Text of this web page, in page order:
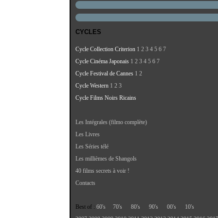
CYCLES
Cycle Collection Criterion 1 2 3 4 5 6 7
Cycle Cinéma Japonais 1 2 3 4 5 6 7
Cycle Festival de Cannes 1 2
Cycle Western 1 2 3
Cycle Films Noirs Ricains
Les Intégrales (filmo complète)
Les Livres
Les Séries télé
Les millièmes de Shangols
40 films secrets à voir !
Contacts
Best of : 60's 70's 80's 90's 00's
10's